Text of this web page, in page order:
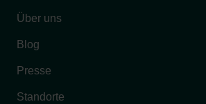
Über uns
Blog
Presse
Standorte